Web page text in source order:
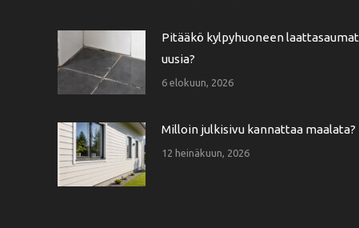
Pitääkö kylpyhuoneen laattasaumat
uusia?
6 elokuun, 2026
Milloin julkisivu kannattaa maalata?
12 heinäkuun, 2026